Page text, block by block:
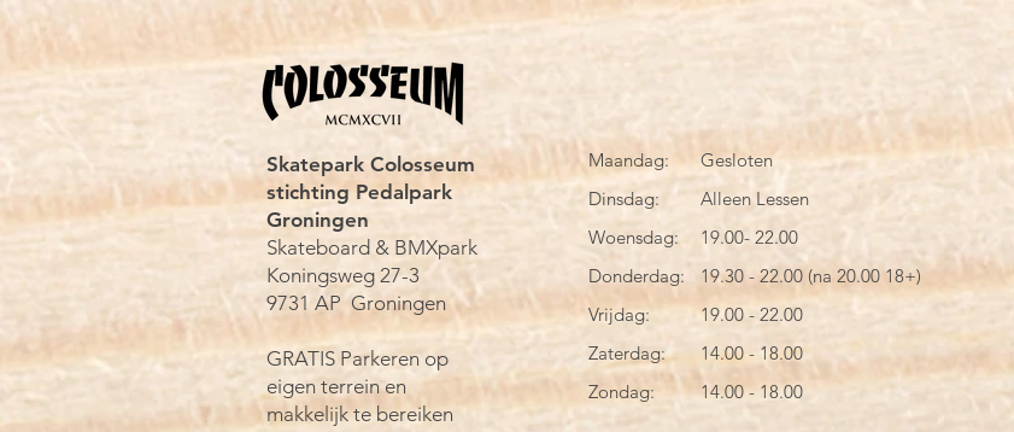
Skatepark Colosseum
stichting Pedalpark
Groningen
Skateboard & BMXpark
Koningsweg 27-3
9731 AP Groningen
GRATIS Parkeren op
eigen terrein en
makkelijk te bereiken
Maandag:
Dinsdag:
Woensdag:
Donderdag:
Vrijdag:
Zaterdag:
Zondag:
Gesloten
Alleen Lessen
19.00- 22.00
19.30 - 22.00 (na 20.00 18+)
19.00 - 22.00
14.00 - 18.00
14.00 - 18.00